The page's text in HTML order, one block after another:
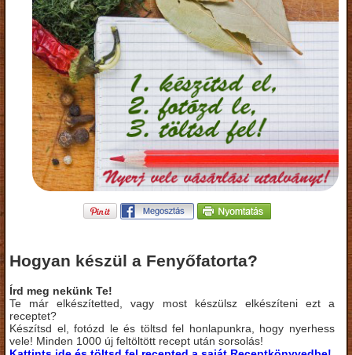
Hogyan készül a Fenyőfatorta?
Írd meg nekünk Te!
Te már elkészítetted, vagy most készülsz elkészíteni ezt a
receptet?
Készítsd el, fotózd le és töltsd fel honlapunkra, hogy nyerhess
vele! Minden 1000 új feltöltött recept után sorsolás!